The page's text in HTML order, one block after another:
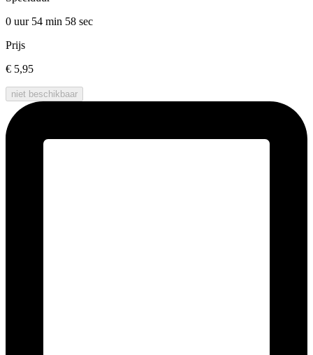
0 uur 54 min 58 sec
Prijs
€ 5,95
niet beschikbaar